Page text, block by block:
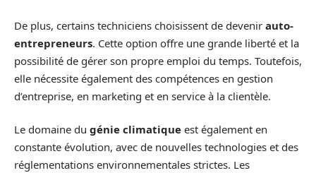
De plus, certains techniciens choisissent de devenir auto-
entrepreneurs. Cette option offre une grande liberté et la
possibilité de gérer son propre emploi du temps. Toutefois,
elle nécessite également des compétences en gestion
d’entreprise, en marketing et en service à la clientèle.
Le domaine du génie climatique est également en
constante évolution, avec de nouvelles technologies et des
réglementations environnementales strictes. Les